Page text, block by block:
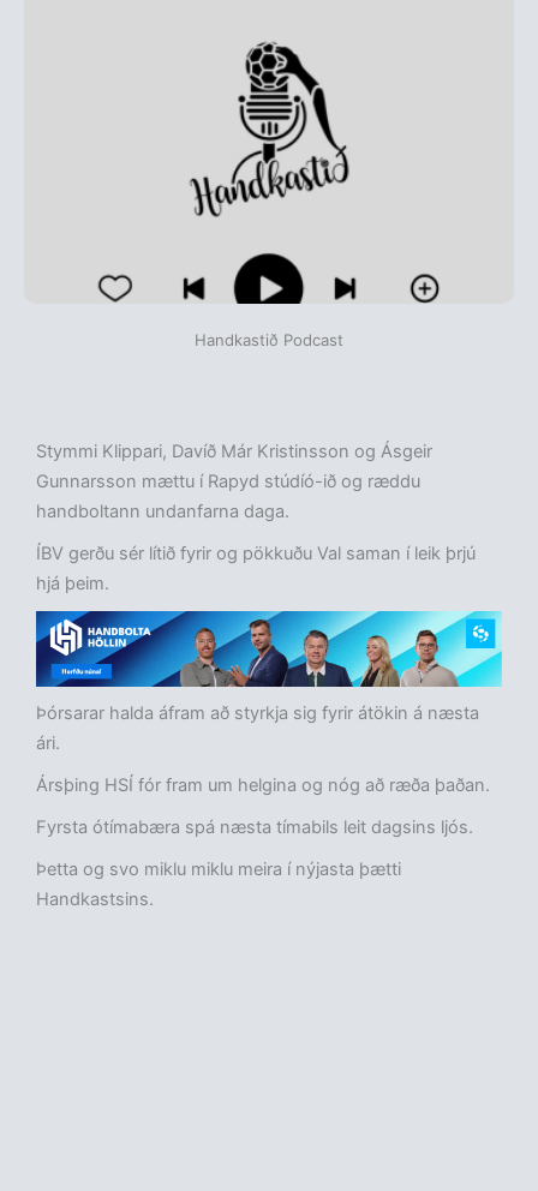
Handkastið Podcast
Stymmi Klippari, Davíð Már Kristinsson og Ásgeir
Gunnarsson mættu í Rapyd stúdíó-ið og ræddu
handboltann undanfarna daga.
ÍBV gerðu sér lítið fyrir og pökkuðu Val saman í leik þrjú
hjá þeim.
Þórsarar halda áfram að styrkja sig fyrir átökin á næsta
ári.
Ársþing HSÍ fór fram um helgina og nóg að ræða þaðan.
Fyrsta ótímabæra spá næsta tímabils leit dagsins ljós.
Þetta og svo miklu miklu meira í nýjasta þætti
Handkastsins.